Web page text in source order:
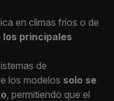
en climas fríos o de
los principales
de
los modelos solo se
, permitiendo que el